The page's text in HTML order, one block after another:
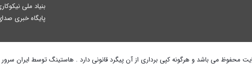
بنیاد ملی
پایگاه خبری
محفوظ می باشد و هرگونه کپی برداری از آن پیگرد قانونی دارد . هاستینگ توسط ایران سرور